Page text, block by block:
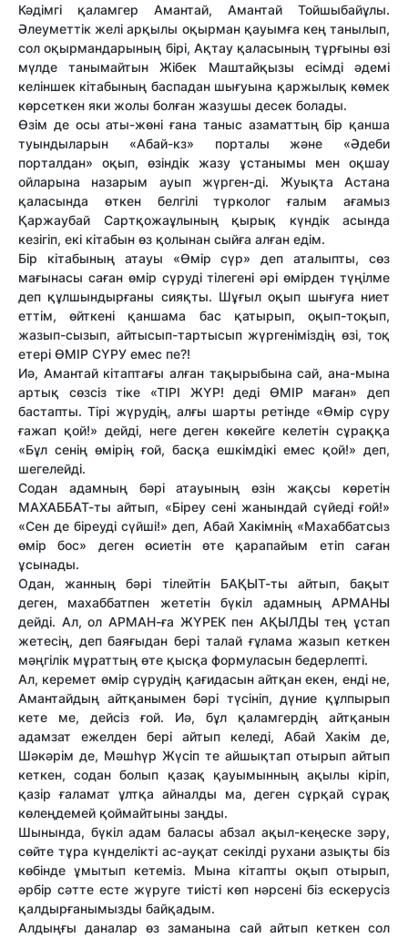
Кәдімгі қаламгер Амантай, Амантай Тойшыбайұлы.
Әлеуметтік желі арқылы оқырман қауымға кең танылып,
сол оқырмандарының бірі, Ақтау қаласының тұрғыны өзі
мүлде танымайтын Жібек Маштайқызы есімді әдемі
келіншек кітабының баспадан шығуына қаржылық көмек
көрсеткен яки жолы болған жазушы десек болады.
Өзім де осы аты-жөні ғана таныс азаматтың бір қанша
туындыларын «Абай-кз» порталы және «Әдеби
порталдан» оқып, өзіндік жазу ұстанымы мен оқшау
ойларына назарым ауып жүрген-ді. Жуықта Астана
қаласында өткен белгілі түрколог ғалым ағамыз
Қаржаубай Сартқожаұлының қырық күндік асында
кезігіп, екі кітабын өз қолынан сыйға алған едім.
Бір кітабының атауы «Өмір сүр» деп аталыпты, сөз
мағынасы саған өмір сүруді тілегені әрі өмірден түңілме
деп құлшындырғаны сияқты. Шұғыл оқып шығуға ниет
еттім, өйткені қаншама бас қатырып, оқып-тоқып,
жазып-сызып, айтысып-тартысып жүргеніміздің өзі, тоқ
етері ӨМІР СҮРУ емес пе?!
Иә, Амантай кітаптағы алған тақырыбына сай, ана-мына
артық сөзсіз тіке «ТІРІ ЖҮР! деді ӨМІР маған» деп
бастапты. Тірі жүрудің, алғы шарты ретінде «Өмір сүру
ғажап қой!» дейді, неге деген көкейге келетін сұраққа
«Бұл сенің өмірің ғой, басқа ешкімдікі емес қой!» деп,
шегелейді.
Содан адамның бәрі атауының өзін жақсы көретін
МАХАББАТ-ты айтып, «Біреу сені жанындай сүйеді ғой!»
«Сен де біреуді сүйші!» деп, Абай Хакімнің «Махаббатсыз
өмір бос» деген өсиетін өте қарапайым етіп саған
ұсынады.
Одан, жанның бәрі тілейтін БАҚЫТ-ты айтып, бақыт
деген, махаббатпен жететін бүкіл адамның АРМАНЫ
дейді. Ал, ол АРМАН-ға ЖҮРЕК пен АҚЫЛДЫ тең ұстап
жетесің, деп баяғыдан бері талай ғұлама жазып кеткен
мәңгілік мұраттың өте қысқа формуласын бедерлепті.
Ал, керемет өмір сүрудің қағидасын айтқан екен, енді не,
Амантайдың айтқанымен бәрі түсініп, дүние құлпырып
кете ме, дейсіз ғой. Иә, бұл қаламгердің айтқанын
адамзат ежелден бері айтып келеді, Абай Хакім де,
Шәкәрім де, Мәшһүр Жүсіп те айшықтап отырып айтып
кеткен, содан болып қазақ қауымынның ақылы кіріп,
қазір ғаламат ұлтқа айналды ма, деген сұрқай сұрақ
көлеңдемей қоймайтыны заңды.
Шынында, бүкіл адам баласы абзал ақыл-кеңеске зәру,
сөйте тұра күнделікті ас-ауқат секілді рухани азықты біз
көбінде ұмытып кетеміз. Мына кітапты оқып отырып,
әрбір сәтте есте жүруге тиісті көп нәрсені біз ескерусіз
қалдырғанымызды байқадым.
Алдыңғы даналар өз заманына сай айтып кеткен сол